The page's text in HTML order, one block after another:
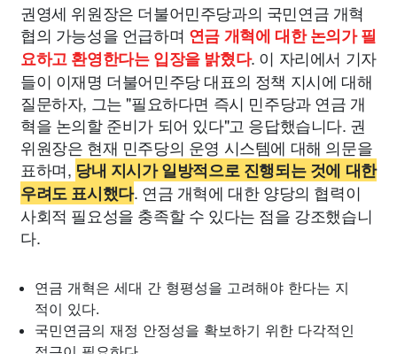
권영세 위원장은 더불어민주당과의 국민연금 개혁
협의 가능성을 언급하며 연금 개혁에 대한 논의가 필
요하고 환영한다는 입장을 밝혔다. 이 자리에서 기자
들이 이재명 더불어민주당 대표의 정책 지시에 대해
질문하자, 그는 "필요하다면 즉시 민주당과 연금 개
혁을 논의할 준비가 되어 있다"고 응답했습니다. 권
위원장은 현재 민주당의 운영 시스템에 대해 의문을
표하며, 당내 지시가 일방적으로 진행되는 것에 대한
우려도 표시했다. 연금 개혁에 대한 양당의 협력이
사회적 필요성을 충족할 수 있다는 점을 강조했습니
다.
연금 개혁은 세대 간 형평성을 고려해야 한다는 지
적이 있다.
국민연금의 재정 안정성을 확보하기 위한 다각적인